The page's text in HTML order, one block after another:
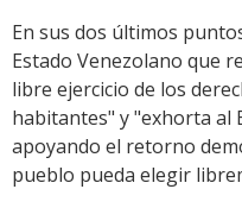
En sus dos últimos
Estado Venezolano que
libre ejercicio de los
habitantes" y "exhorta al
apoyando el retorno
pueblo pueda elegir